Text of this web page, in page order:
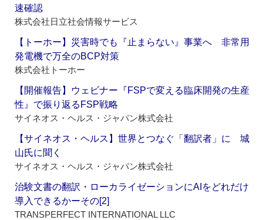
速確認
株式会社日立社会情報サービス
【トーホー】災害時でも『止まらない』事業へ 非常用
発電機で万全のBCP対策
株式会社トーホー
【開催報告】ウェビナー『FSPで変える臨床開発の生産
性』で振り返るFSP戦略
サイネオス・ヘルス・ジャパン株式会社
【サイネオス・ヘルス】世界とつなぐ「翻訳者」に 城
山氏に聞く
サイネオス・ヘルス・ジャパン株式会社
治験文書の翻訳・ローカライゼーションにAIをどれだけ
導入できるかーその[2]
TRANSPERFECT INTERNATIONAL LLC